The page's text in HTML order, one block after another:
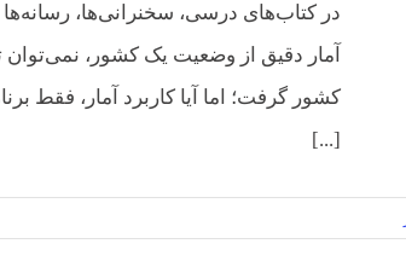
در کتاب‌های درسی، سخنرانی‌ها،
آمار دقیق از وضعیت یک کشور،
کشور گرفت؛ اما آیا کاربرد آمار، فقط
[...]